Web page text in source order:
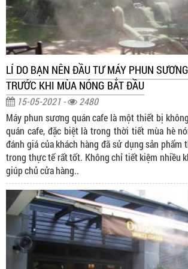
LÍ DO BẠN NÊN ĐẦU TƯ MÁY PHUN
TRƯỚC KHI MÙA NÓNG BẮT ĐẦU
15-05-2021 -
2480
Máy phun sương quán cafe là một thiết bị
quán cafe, đặc biệt là trong thời tiết mùa hè
đánh giá của khách hàng đã sử dụng sản phẩm
trong thực tế rất tốt. Không chỉ tiết kiệm nhiều
giúp chủ cửa hàng..